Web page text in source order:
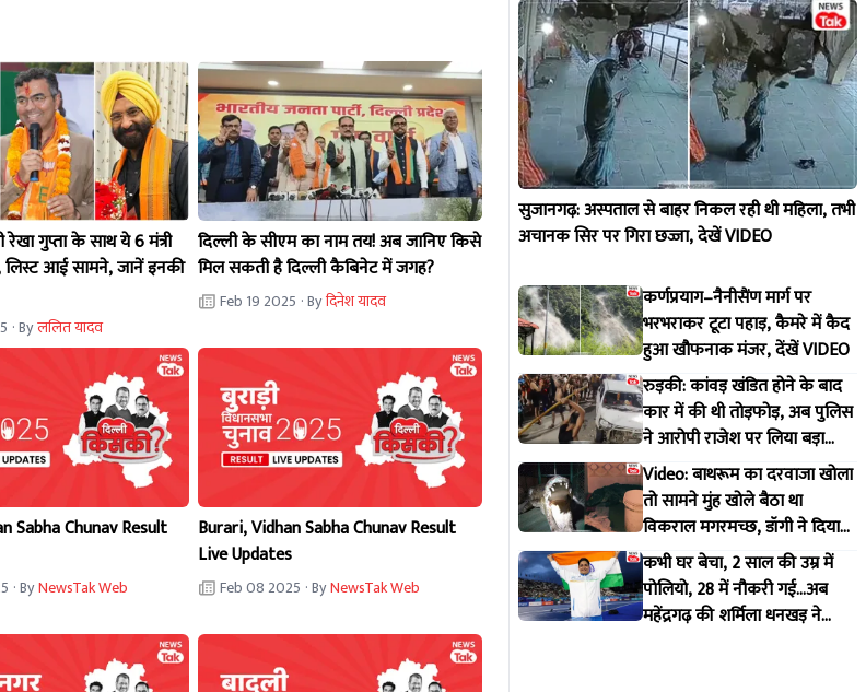
रेखा गुप्ता के साथ ये 6 मंत्री
आई सामने, जानें इनकी
· Byललित यादव
दिल्ली के सीएम का नाम तय! अब जानिए किसे
मिल सकती है दिल्ली कैबिनेट में जगह?
Feb 19 2025 · Byदिनेश यादव
Sabha Chunav Result
· ByNewsTak Web
Burari, Vidhan Sabha Chunav Result
Live Updates
Feb 08 2025 · ByNewsTak Web
सुजानगढ़: अस्पताल से बाहर निकल रही थी महिला, तभी
अचानक सिर पर गिरा छज्जा, देखें VIDEO
कर्णप्रयाग–नैनीसैंण मार्ग पर
भरभराकर टूटा पहाड़, कैमरे में कैद
हुआ खौफनाक मंजर, देंखें VIDEO
रुड़की: कांवड़ खंडित होने के बाद
कार में की थी तोड़फोड़, अब पुलिस
ने आरोपी राजेश पर लिया बड़ा
एक्शन
Video: बाथरूम का दरवाजा खोला
तो सामने मुंह खोले बैठा था
विकराल मगरमच्छ, डॉगी ने दिया
मकान मालिक को इशारा
कभी घर बेचा, 2 साल की उम्र में
पोलियो, 28 में नौकरी गई...अब
महेंद्रगढ़ की शर्मिला धनखड़ ने